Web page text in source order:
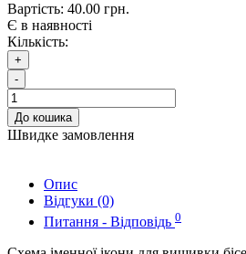
Вартість: 40.00 грн.
Є в наявності
Кількість:
+
-
До кошика
Швидке замовлення
Опис
Відгуки (0)
Питання - Відповідь 0